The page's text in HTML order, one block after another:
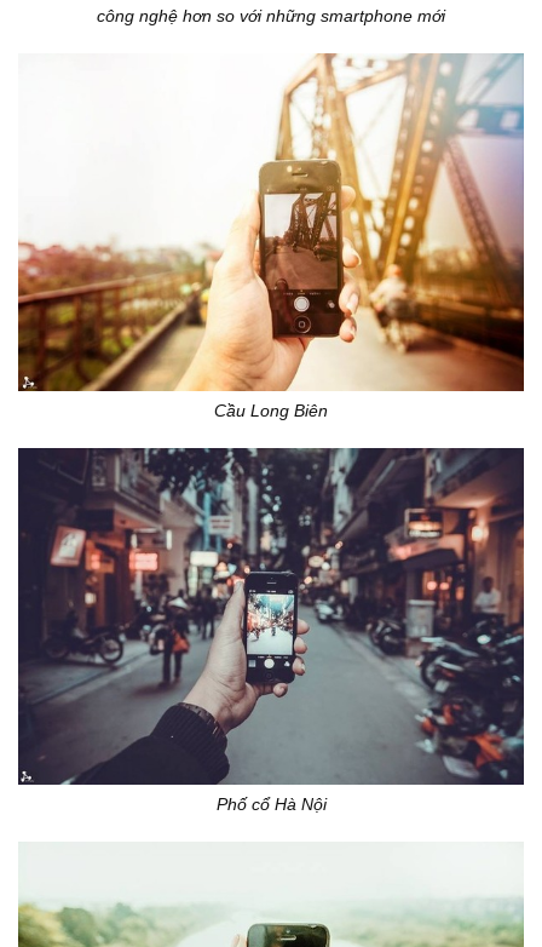
công nghệ hơn so với những smartphone mới
Cầu Long Biên
Phố cổ Hà Nội